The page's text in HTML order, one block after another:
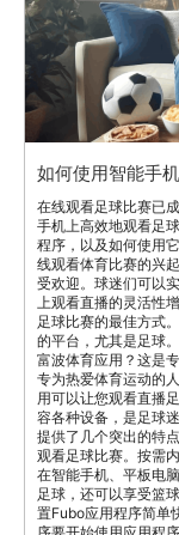
如何使用智能手
在线观看足球比赛已
手机上高效地观看足
程序，以及如何使用
线观看体育比赛的兴
受欢迎。球迷们可以
上观看直播的灵活性
足球比赛的最佳方式
的平台，尤其是足球
富波体育应用？这是
专为热爱体育运动的
用可以让您观看直播
容各种设备，是足球
提供了几个突出的特
观看足球比赛。按需
在智能手机、平板电
足球，还可以享受篮
置Fubo应用程序简单
序要开始使用应用程